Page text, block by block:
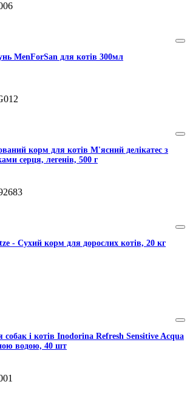
MenForSan для котів 300мл
корм для котів М'ясний делікатес з
серця, легенів, 500 г
- Сухий корм для дорослих котів, 20 кг
собак і котів Inodorina Refresh Sensitive Acqua
водою, 40 шт